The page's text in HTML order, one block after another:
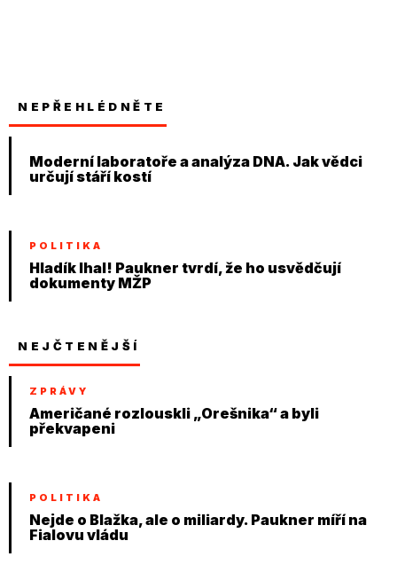
NEPŘEHLÉDNĚTE
Moderní laboratoře a analýza DNA. Jak vědci
určují stáří kostí
POLITIKA
Hladík lhal! Paukner tvrdí, že ho usvědčují
dokumenty MŽP
NEJČTENĚJŠÍ
ZPRÁVY
Američané rozlouskli „Orešnika“ a byli
překvapeni
POLITIKA
Nejde o Blažka, ale o miliardy. Paukner míří na
Fialovu vládu